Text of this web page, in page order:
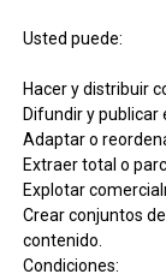
Usted puede:
Hacer y distribuir
Difundir y publicar
Adaptar o
Extraer total o
Explotar
Crear conjuntos
contenido.
Condiciones: